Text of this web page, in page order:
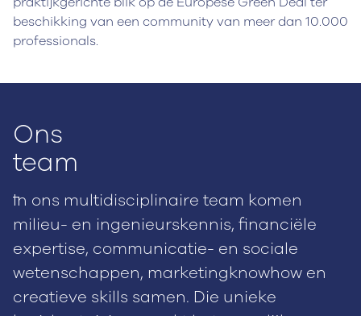
beschikking van een community van meer dan 10.000
professionals.
Ons
team
In ons multidisciplinaire team komen
milieu- en ingenieurskennis, financiële
expertise, communicatie- en sociale
wetenschappen, marketingknowhow en
creatieve skills samen. Die unieke